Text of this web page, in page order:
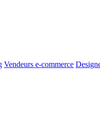
Vendeurs e-commerce